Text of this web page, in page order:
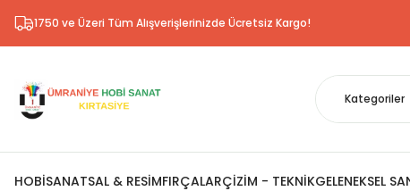
1750 ve Üzeri Tüm Alışverişlerinizde Ücretsiz Kargo!
HOBİSANATSAL & RESİMFIRÇALARÇİZİM - TEKNİKGELENEKSEL